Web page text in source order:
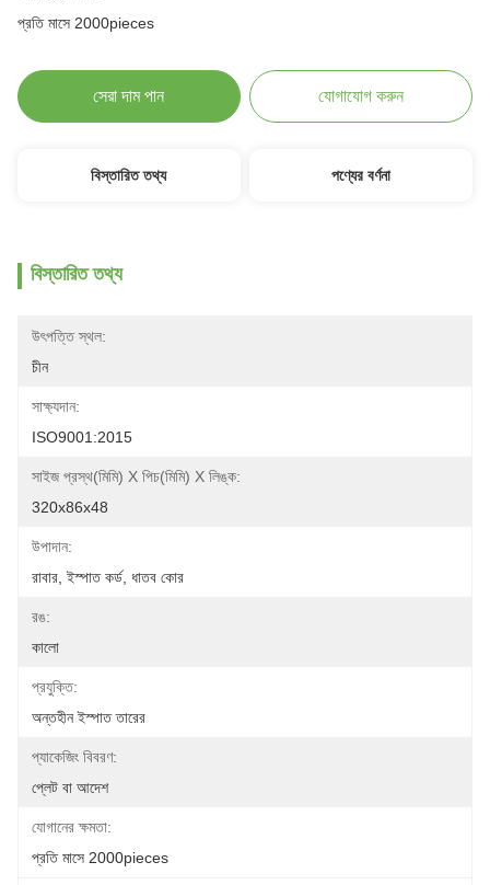
প্রতি মাসে 2000pieces
সেরা দাম পান যোগাযোগ করুন
বিস্তারিত তথ্য পণ্যের বর্ণনা
বিস্তারিত তথ্য
উৎপত্তি স্থল:
চীন
সাক্ষ্যদান:
ISO9001:2015
সাইজ প্রস্থ(মিমি) X পিচ(মিমি) X লিঙ্ক:
320x86x48
উপাদান:
রাবার, ইস্পাত কর্ড, ধাতব কোর
রঙ:
কালো
প্রযুক্তি:
অন্তহীন ইস্পাত তারের
প্যাকেজিং বিবরণ:
প্লেট বা আদেশ
যোগানের ক্ষমতা:
প্রতি মাসে 2000pieces